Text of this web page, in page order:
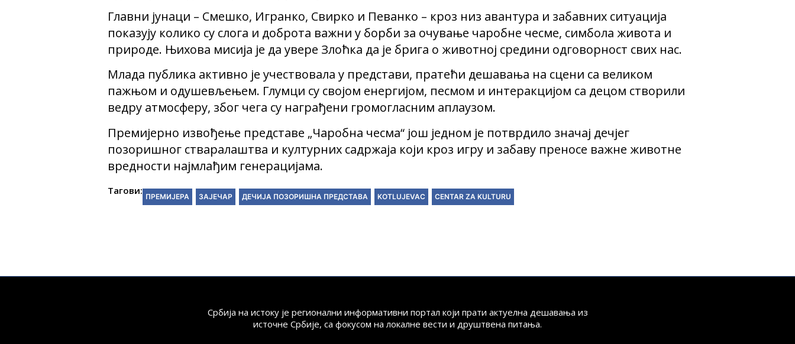
Главни јунаци – Смешко, Игранко, Свирко и Певанко – кроз низ авантура и забавних ситуација
показују колико су слога и доброта важни у борби за очување чаробне чесме, симбола живота и
природе. Њихова мисија је да увере Злоћка да је брига о животној средини одговорност свих нас.
Млада публика активно је учествовала у представи, пратећи дешавања на сцени са великом
пажњом и одушевљењем. Глумци су својом енергијом, песмом и интеракцијом са децом створили
ведру атмосферу, због чега су награђени громогласним аплаузом.
Премијерно извођење представе „Чаробна чесма“ још једном је потврдило значај дечјег
позоришног стваралаштва и културних садржаја који кроз игру и забаву преносе важне животне
вредности најмлађим генерацијама.
Тагови:
ПРЕМИЈЕРА ЗАЈЕЧАР ДЕЧИЈА ПОЗОРИШНА ПРЕДСТАВА KOTLUJEVAC CENTAR ZA KULTURU
Србија на истоку је регионални информативни портал који прати актуелна дешавања из
источне Србије, са фокусом на локалне вести и друштвена питања.